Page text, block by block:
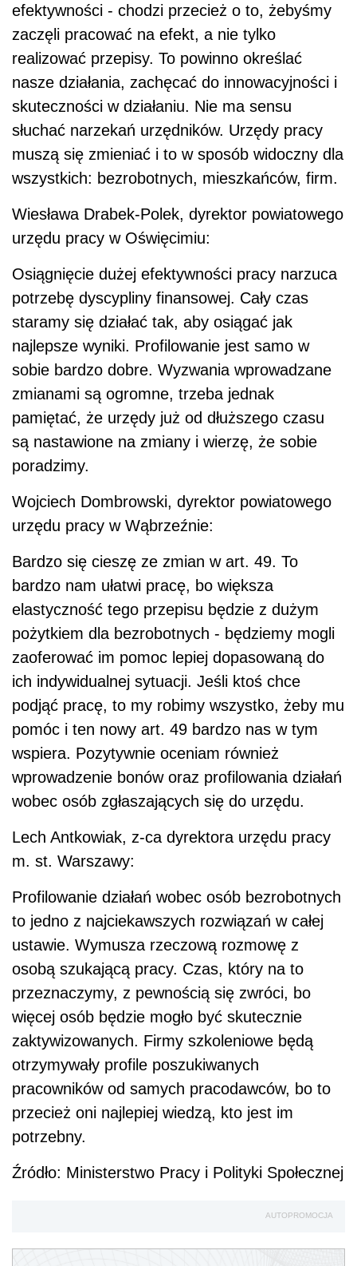
efektywności - chodzi przecież o to, żebyśmy
zaczęli pracować na efekt, a nie tylko
realizować przepisy. To powinno określać
nasze działania, zachęcać do innowacyjności i
skuteczności w działaniu. Nie ma sensu
słuchać narzekań urzędników. Urzędy pracy
muszą się zmieniać i to w sposób widoczny dla
wszystkich: bezrobotnych, mieszkańców, firm.
Wiesława Drabek-Polek, dyrektor powiatowego
urzędu pracy w Oświęcimiu:
Osiągnięcie dużej efektywności pracy narzuca
potrzebę dyscypliny finansowej. Cały czas
staramy się działać tak, aby osiągać jak
najlepsze wyniki. Profilowanie jest samo w
sobie bardzo dobre. Wyzwania wprowadzane
zmianami są ogromne, trzeba jednak
pamiętać, że urzędy już od dłuższego czasu
są nastawione na zmiany i wierzę, że sobie
poradzimy.
Wojciech Dombrowski, dyrektor powiatowego
urzędu pracy w Wąbrzeźnie:
Bardzo się cieszę ze zmian w art. 49. To
bardzo nam ułatwi pracę, bo większa
elastyczność tego przepisu będzie z dużym
pożytkiem dla bezrobotnych - będziemy mogli
zaoferować im pomoc lepiej dopasowaną do
ich indywidualnej sytuacji. Jeśli ktoś chce
podjąć pracę, to my robimy wszystko, żeby mu
pomóc i ten nowy art. 49 bardzo nas w tym
wspiera. Pozytywnie oceniam również
wprowadzenie bonów oraz profilowania działań
wobec osób zgłaszających się do urzędu.
Lech Antkowiak, z-ca dyrektora urzędu pracy
m. st. Warszawy:
Profilowanie działań wobec osób bezrobotnych
to jedno z najciekawszych rozwiązań w całej
ustawie. Wymusza rzeczową rozmowę z
osobą szukającą pracy. Czas, który na to
przeznaczymy, z pewnością się zwróci, bo
więcej osób będzie mogło być skutecznie
zaktywizowanych. Firmy szkoleniowe będą
otrzymywały profile poszukiwanych
pracowników od samych pracodawców, bo to
przecież oni najlepiej wiedzą, kto jest im
potrzebny.
Źródło: Ministerstwo Pracy i Polityki Społecznej
AUTOPROMOCJA